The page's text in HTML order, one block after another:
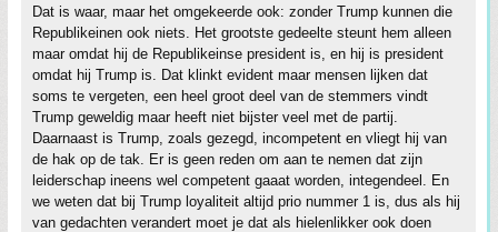
Dat is waar, maar het omgekeerde ook: zonder Trump kunnen die
Republikeinen ook niets. Het grootste gedeelte steunt hem alleen
maar omdat hij de Republikeinse president is, en hij is president
omdat hij Trump is. Dat klinkt evident maar mensen lijken dat
soms te vergeten, een heel groot deel van de stemmers vindt
Trump geweldig maar heeft niet bijster veel met de partij.
Daarnaast is Trump, zoals gezegd, incompetent en vliegt hij van
de hak op de tak. Er is geen reden om aan te nemen dat zijn
leiderschap ineens wel competent gaaat worden, integendeel. En
we weten dat bij Trump loyaliteit altijd prio nummer 1 is, dus als hij
van gedachten verandert moet je dat als hielenlikker ook doen